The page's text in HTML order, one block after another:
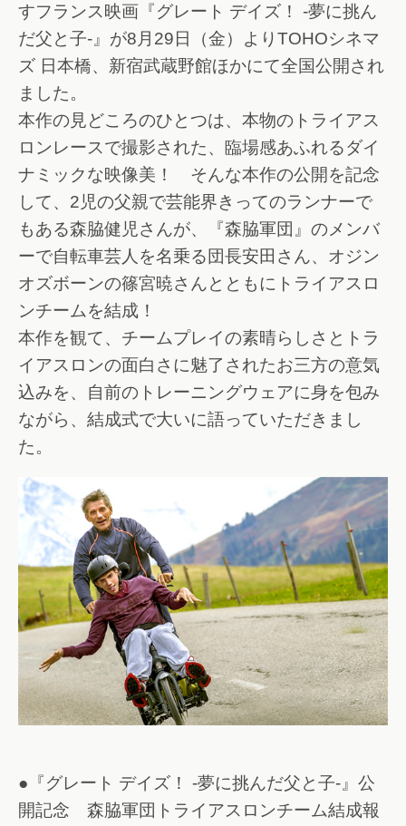
すフランス映画『グレート デイズ！ -夢に挑ん
だ父と子-』が8月29日（金）よりTOHOシネマ
ズ 日本橋、新宿武蔵野館ほかにて全国公開され
ました。
本作の見どころのひとつは、本物のトライアス
ロンレースで撮影された、臨場感あふれるダイ
ナミックな映像美！ そんな本作の公開を記念
して、2児の父親で芸能界きってのランナーで
もある森脇健児さんが、『森脇軍団』のメンバ
ーで自転車芸人を名乗る団長安田さん、オジン
オズボーンの篠宮暁さんとともにトライアスロ
ンチームを結成！
本作を観て、チームプレイの素晴らしさとトラ
イアスロンの面白さに魅了されたお三方の意気
込みを、自前のトレーニングウェアに身を包み
ながら、結成式で大いに語っていただきまし
た。
●『グレート デイズ！ -夢に挑んだ父と子-』公
開記念 森脇軍団トライアスロンチーム結成報